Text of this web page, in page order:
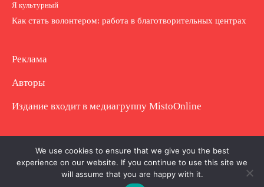
Я культурный
Как стать волонтером: работа в благотворительных центрах
Реклама
Авторы
Издание входит в медиагруппу MistoOnline
Copyright © Полное использование материала
запрещено. Частично разрешено с гиперссылкой.
We use cookies to ensure that we give you the best
experience on our website. If you continue to use this site we
will assume that you are happy with it.